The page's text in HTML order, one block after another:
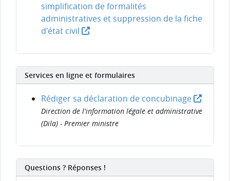
simplification de formalités
administratives et suppression de la fiche
d'état civil
Services en ligne et formulaires
Rédiger sa déclaration de concubinage
Direction de l'information légale et administrative
(Dila) - Premier ministre
Questions ? Réponses !